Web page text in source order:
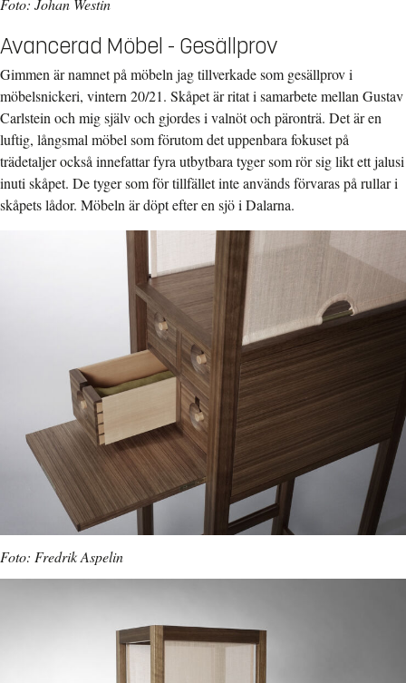
Avancerad Möbel - Gesällprov
Gimmen är namnet på möbeln jag tillverkade som gesällprov i
möbelsnickeri, vintern 20/21. Skåpet är ritat i samarbete mellan Gustav
Carlstein och mig själv och gjordes i valnöt och päronträ. Det är en
luftig, långsmal möbel som förutom det uppenbara fokuset på
trädetaljer också innefattar fyra utbytbara tyger som rör sig likt ett jalusi
inuti skåpet. De tyger som för tillfället inte används förvaras på rullar i
skåpets lådor. Möbeln är döpt efter en sjö i Dalarna.
Foto: Fredrik Aspelin